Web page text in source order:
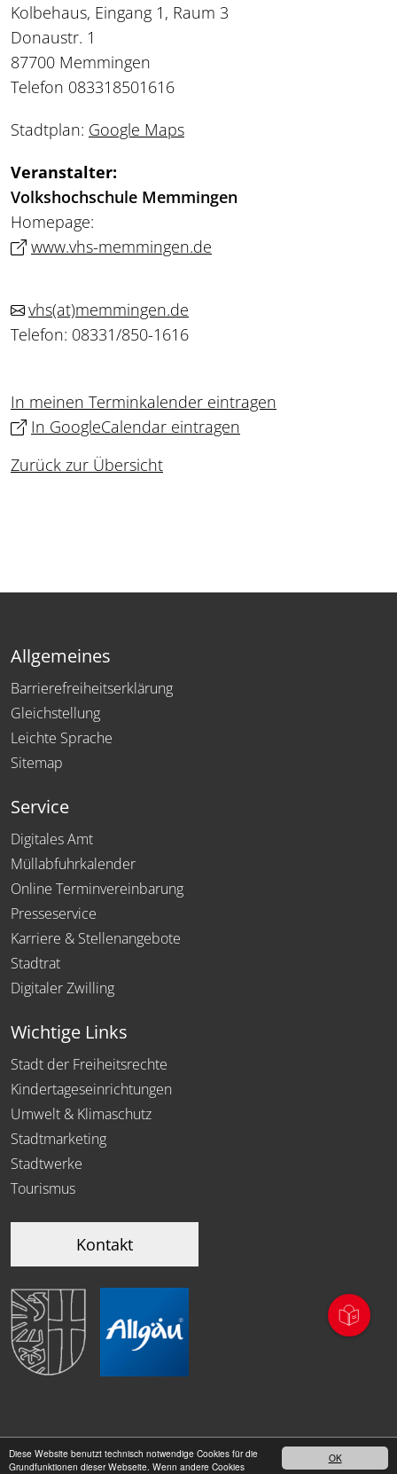
OK
Diese Website benutzt technisch notwendige Cookies für die
Grundfunktionen dieser Webseite. Wenn andere Cookies
Kolbehaus, Eingang 1, Raum 3
Donaustr. 1
87700 Memmingen
Telefon 083318501616
Stadtplan: Google Maps
Veranstalter:
Volkshochschule Memmingen
Homepage:
www.vhs-memmingen.de
vhs(at)memmingen.de
Telefon: 08331/850-1616
In meinen Terminkalender eintragen
In GoogleCalendar eintragen
Zurück zur Übersicht
Allgemeines
Barrierefreiheitserklärung
Gleichstellung
Leichte Sprache
Sitemap
Service
Digitales Amt
Müllabfuhrkalender
Online Terminvereinbarung
Presseservice
Karriere & Stellenangebote
Stadtrat
Digitaler Zwilling
Wichtige Links
Stadt der Freiheitsrechte
Kindertageseinrichtungen
Umwelt & Klimaschutz
Stadtmarketing
Stadtwerke
Tourismus
Kontakt